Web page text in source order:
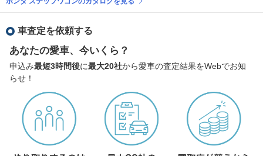
車査定を依頼する
あなたの愛車、今いくら？
申込み最短3時間後に最大20社から愛車の査定結果をWebでお知
らせ！